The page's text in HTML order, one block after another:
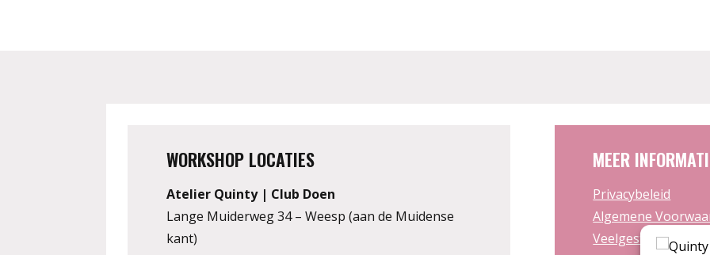
WORKSHOP LOCATIES
Atelier Quinty | Club Doen
Lange Muiderweg 34 – Weesp (aan de Muidense
kant)
MEER
Privacybeleid
Algemene
Veelgestelde vragen